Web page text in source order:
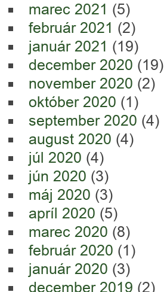
marec 2021 (5)
február 2021 (2)
január 2021 (19)
december 2020 (19)
november 2020 (2)
október 2020 (1)
september 2020 (4)
august 2020 (4)
júl 2020 (4)
jún 2020 (3)
máj 2020 (3)
apríl 2020 (5)
marec 2020 (8)
február 2020 (1)
január 2020 (3)
december 2019 (2)